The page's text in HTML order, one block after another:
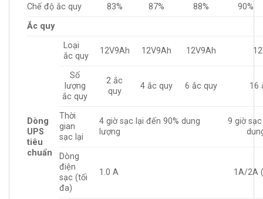
Chế độ ắc quy
83% 87% 88%
90%
Ắc quy
Dòng
UPS
tiêu
chuẩn
Loại
ắc quy
12V9Ah 12V9Ah 12V9Ah
Số
lượng
ắc quy
2 ắc
quy
4 ắc quy 6 ắc quy 16
Thời
gian
sạc lại
4 giờ sạc lại đến 90% dung
lượng
9 giờ
Dòng
điện
sạc (tối
đa)
1.0 A 1A/2A